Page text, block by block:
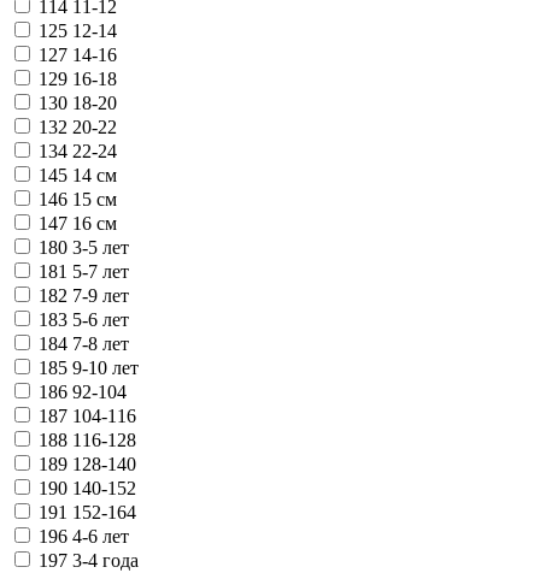
114 11-12
125 12-14
127 14-16
129 16-18
130 18-20
132 20-22
134 22-24
145 14 см
146 15 см
147 16 см
180 3-5 лет
181 5-7 лет
182 7-9 лет
183 5-6 лет
184 7-8 лет
185 9-10 лет
186 92-104
187 104-116
188 116-128
189 128-140
190 140-152
191 152-164
196 4-6 лет
197 3-4 года